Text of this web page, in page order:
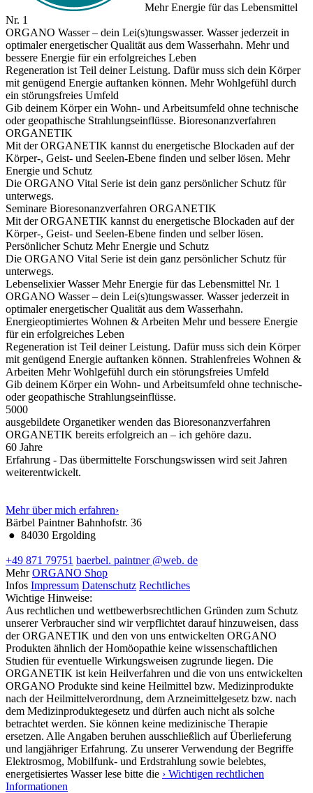
Mehr Energie für das Lebensmittel
Nr. 1
ORGANO Wasser – dein Lei(s)tungswasser. Wasser jederzeit in
optimaler energetischer Qualität aus dem Wasserhahn. Mehr und
bessere Energie für ein erfolgreiches Leben
Regeneration ist Teil deiner Leistung. Dafür muss sich dein Körper
mit genügend Energie auftanken können. Mehr Wohlgefühl durch
ein störungsfreies Umfeld
Gib deinem Körper ein Wohn- und Arbeitsumfeld ohne technische
oder geopathische Strahlungseinflüsse. Bioresonanzverfahren
ORGANETIK
Mit der ORGANETIK kannst du energetische Blockaden auf der
Körper-, Geist- und Seelen-Ebene finden und selber lösen. Mehr
Energie und Schutz
Die ORGANO Vital Serie ist dein ganz persönlicher Schutz für
unterwegs.
Seminare Bioresonanzverfahren ORGANETIK
Mit der ORGANETIK kannst du energetische Blockaden auf der
Körper-, Geist- und Seelen-Ebene finden und selber lösen.
Persönlicher Schutz Mehr Energie und Schutz
Die ORGANO Vital Serie ist dein ganz persönlicher Schutz für
unterwegs.
Lebenselixier Wasser Mehr Energie für das Lebensmittel Nr. 1
ORGANO Wasser – dein Lei(s)tungswasser. Wasser jederzeit in
optimaler energetischer Qualität aus dem Wasserhahn.
Energieoptimiertes Wohnen & Arbeiten Mehr und bessere Energie
für ein erfolgreiches Leben
Regeneration ist Teil deiner Leistung. Dafür muss sich dein Körper
mit genügend Energie auftanken können. Strahlenfreies Wohnen &
Arbeiten Mehr Wohlgefühl durch ein störungsfreies Umfeld
Gib deinem Körper ein Wohn- und Arbeitsumfeld ohne technische-
oder geopathische Strahlungseinflüsse.
5000
ausgebildete Organetiker wenden das Bioresonanzverfahren
ORGANETIK bereits erfolgreich an – ich gehöre dazu.
60 Jahre
Erfahrung - Das übermittelte Forschungswissen wird seit Jahren
weiterentwickelt.
Mehr über mich erfahren›
Bärbel PaintnerBahnhofstr. 36
● 84030 Ergolding
+49 871 79751 baerbel. paintner @web. de
Mehr ORGANO Shop
Infos Impressum Datenschutz Rechtliches
Wichtige Hinweise:
Aus rechtlichen und wettbewerbsrechtlichen Gründen zum Schutz
unserer Verbraucher sind wir verpflichtet darauf hinzuweisen, dass
der ORGANETIK und den von uns entwickelten ORGANO
Produkten ähnlich der Homöopathie keine wissenschaftlichen
Studien für eventuelle Wirkungsweisen zugrunde liegen. Die
ORGANETIK ist kein Heilverfahren und die von uns entwickelten
ORGANO Produkte sind keine Heilmittel bzw. Medizinprodukte
nach der Heilmittelverordnung, dem Arzneimittelgesetz bzw. nach
dem Medizinproduktegesetz und dürfen auch nicht als solche
betrachtet werden. Sie können keine medizinische Therapie
ersetzen. Alle Angaben beruhen ausschließlich auf Überlieferung
und langjähriger Erfahrung. Zu unserer Verwendung der Begriffe
Elektrosmog, Mobilfunk- und Erdstrahlung sowie belebtes,
energetisiertes Wasser lese bitte die › Wichtigen rechtlichen
Informationen